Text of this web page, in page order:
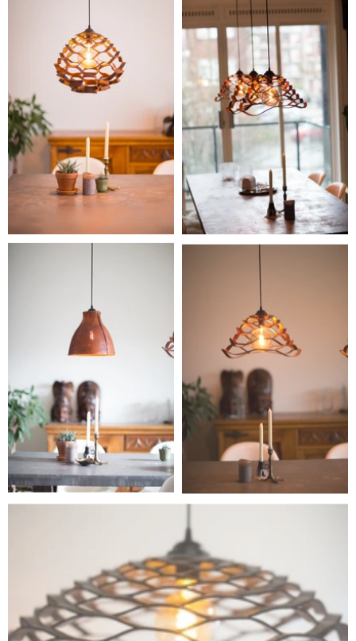
Lorem
Nullam aliquet
Lorem
Nullam aliquet
Lorem
Nullam aliquet
Lorem
Nullam aliquet